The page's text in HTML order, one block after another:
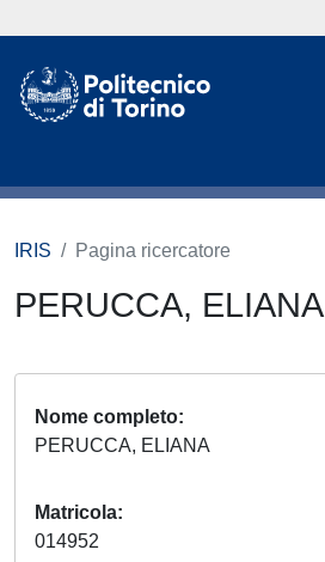
IRIS Pagina ricercatore
PERUCCA, ELIANA
Nome completo
PERUCCA, ELIANA
Matricola
014952